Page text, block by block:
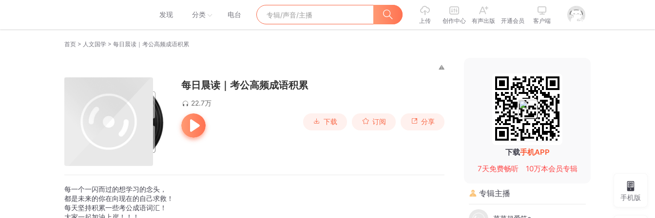
发现 分类 电台
上传 创作中心 有声出版 开通会员 客户端
首页 > 人文国学 > 每日晨读｜考公高频成语积累
每日晨读｜考公高频成语积累
22.7万
下载 订阅 分享
每一个一闪而过的想学习的念头，
都是未来的你在向现在的自己求救！
每天坚持积累一些考公成语词汇！
下载手机APP
7天免费畅听
10万本会员专辑
专辑主播 手机版